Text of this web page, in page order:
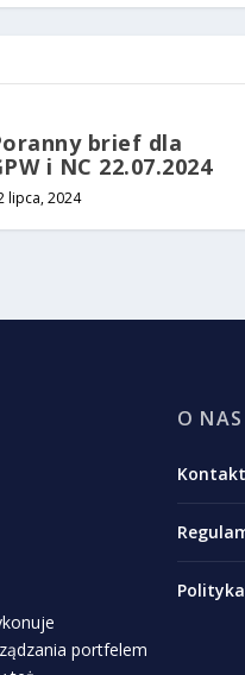
brief dla
i NC 22.07.2024
lipca, 2024
portfelem
O NAS
Kontakt